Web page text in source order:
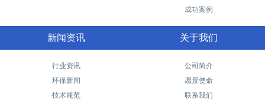
成功案例
新闻资讯
行业资讯
环保新闻
技术规范
关于我们
公司简介
愿景使命
联系我们